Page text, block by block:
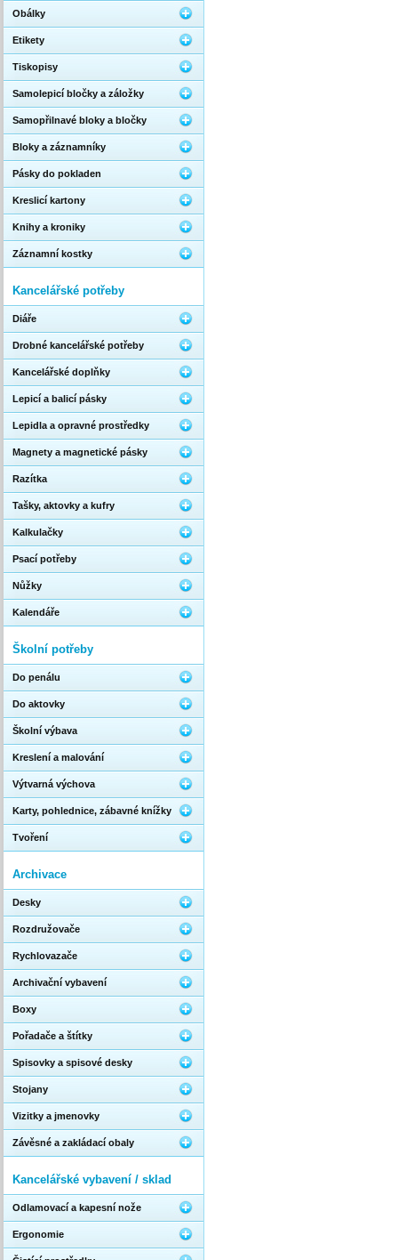
Obálky
Etikety
Tiskopisy
Samolepicí bločky a záložky
Samopřilnavé bloky a bločky
Bloky a záznamníky
Pásky do pokladen
Kreslicí kartony
Knihy a kroniky
Záznamní kostky
Kancelářské potřeby
Diáře
Drobné kancelářské potřeby
Kancelářské doplňky
Lepicí a balicí pásky
Lepidla a opravné prostředky
Magnety a magnetické pásky
Razítka
Tašky, aktovky a kufry
Kalkulačky
Psací potřeby
Nůžky
Kalendáře
Školní potřeby
Do penálu
Do aktovky
Školní výbava
Kreslení a malování
Výtvarná výchova
Karty, pohlednice, zábavné knížky
Tvoření
Archivace
Desky
Rozdružovače
Rychlovazače
Archivační vybavení
Boxy
Pořadače a štítky
Spisovky a spisové desky
Stojany
Vizitky a jmenovky
Závěsné a zakládací obaly
Kancelářské vybavení / sklad
Odlamovací a kapesní nože
Ergonomie